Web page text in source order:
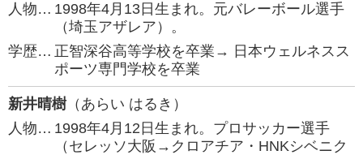
人物… 1998年4月13日生まれ。元バレーボール選手
（埼玉アザレア）。
学歴… 正智深谷高等学校を卒業→ 日本ウェルネスス
ポーツ専門学校を卒業
新井晴樹（あらい はるき）
人物… 1998年4月12日生まれ。プロサッカー選手
（セレッソ大阪→クロアチア・HNKシベニク